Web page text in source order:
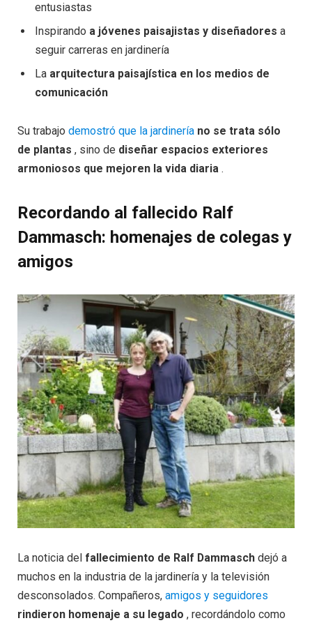
entusiastas
Inspirando a jóvenes paisajistas y diseñadores a
seguir carreras en jardinería
La arquitectura paisajística en los medios de
comunicación
Su trabajo demostró que la jardinería no se trata sólo
de plantas , sino de diseñar espacios exteriores
armoniosos que mejoren la vida diaria .
Recordando al fallecido Ralf
Dammasch: homenajes de colegas y
amigos
La noticia del fallecimiento de Ralf Dammasch dejó a
muchos en la industria de la jardinería y la televisión
desconsolados. Compañeros, amigos y seguidores
rindieron homenaje a su legado , recordándolo como